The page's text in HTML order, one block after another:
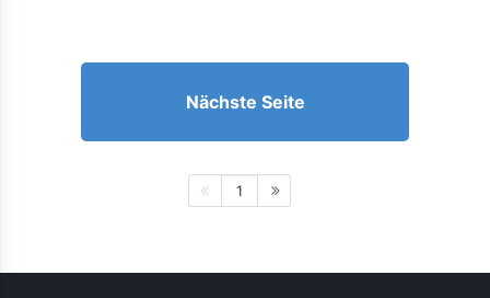
Nächste Seite
1